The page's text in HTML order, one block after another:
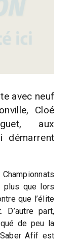
avec neuf
Cloé
aux
démarrent
plus que lors
que l’élite
part,
de peu la
Afif est